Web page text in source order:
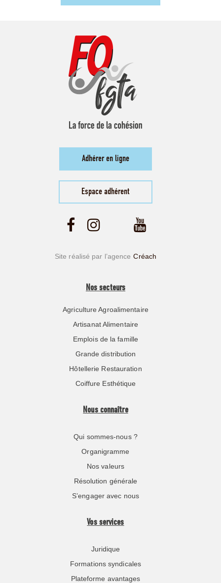
Adhérer en ligne
Espace adhérent
Site réalisé par l’agence Créach
Nos secteurs
Agriculture Agroalimentaire
Artisanat Alimentaire
Emplois de la famille
Grande distribution
Hôtellerie Restauration
Coiffure Esthétique
Nous connaître
Qui sommes-nous ?
Organigramme
Nos valeurs
Résolution générale
S’engager avec nous
Vos services
Juridique
Formations syndicales
Plateforme avantages